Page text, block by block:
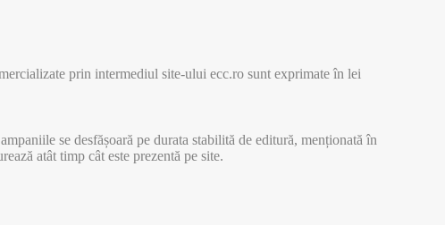
prin intermediul site-ului ecc.ro sunt exprimate în lei
se desfășoară pe durata stabilită de editură, menționată în
atât timp cât este prezentă pe site.